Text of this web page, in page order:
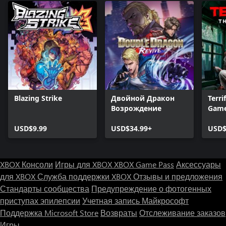
Blazing Strike
USD$9.99
Двойной Дракон
Возрождение
USD$34.99+
XBOX Консоли Игры для XBOXXBOX Game Pass Аксессуары
для XBOXСлужба поддержки XBOXОтзывы и предложения
Стандарты сообщества Предупреждение о фотогенных
приступах эпилепсии Учетная запись Майкрософт
Поддержка Microsoft Store Возвраты Отслеживание заказов